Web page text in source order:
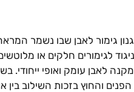
גימור לאבן שבו נשמר
לגימורים חלקים או
לאבן עומק ואופי ייחודי.
והחוץ בזכות השילוב בין